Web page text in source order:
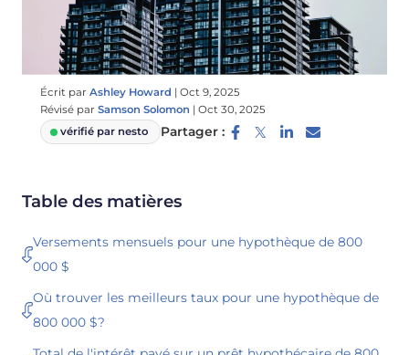
Écrit par Ashley Howard | Oct 9, 2025
Révisé par Samson Solomon | Oct 30, 2025
vérifié par nesto
Partager :
Table des matières
Versements mensuels pour une hypothèque de 800
000 $
Où trouver les meilleurs taux pour une hypothèque de
800 000 $?